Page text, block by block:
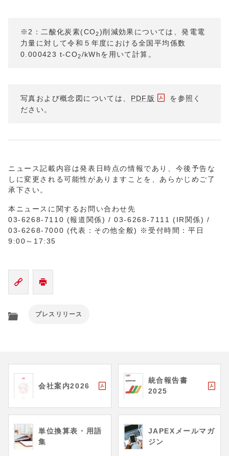
※2：二酸化炭素(CO2)削減効果については、発電電
力量に対して令和５年度における全国平均係数
0.000423 t-CO2/kWhを用いて計算。
写真および概念図については、 PDF版
を参照く
ださい。
ニュース記載内容は発表日時点の情報であり、今後予告な
しに変更される可能性がありますことを、あらかじめご了
承下さい。
本ニュースに関するお問い合わせ先
03-6268-7110 (報道関係) / 03-6268-7111 (IR関係) /
03-6268-7000 (代表：その他全般) ※受付時間：平日
9:00～17:35
プレスリリース
会社案内2026
統合報告書
2025
単位換算表・用語
集
JAPEXメールマガ
ジン